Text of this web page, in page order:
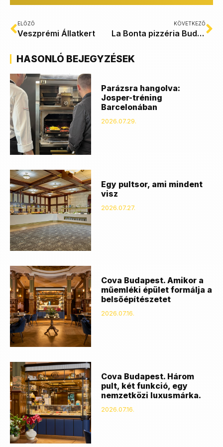
ELŐZŐ
Veszprémi Állatkert
KÖVETKEZŐ
La Bonta pizzéria Budapest
HASONLÓ BEJEGYZÉSEK
Parázsra hangolva:
Josper-tréning
Barcelonában
2026.07.29.
Egy pultsor, ami mindent
visz
2026.07.27.
Cova Budapest. Amikor a
műemléki épület formálja a
belsőépítészetet
2026.07.16.
Cova Budapest. Három
pult, két funkció, egy
nemzetközi luxusmárka.
2026.07.16.